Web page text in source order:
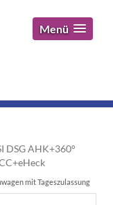
Menü
DSG AHK+360°
mit Tageszulassung